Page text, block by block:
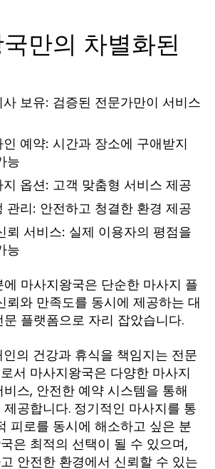
만의 차별화된
사 보유: 검증된 전문가만이 서비스
인 예약: 시간과 장소에 구애받지
능
옵션: 고객 맞춤형 서비스 제공
관리: 안전하고 청결한 환경 제공
뢰 서비스: 실제 이용자의 평점을
능
마사지왕국은 단순한 마사지 플
뢰와 만족도를 동시에 제공하는 대
문 플랫폼으로 자리 잡았습니다.
인의 건강과 휴식을 책임지는 전문
서 마사지왕국은 다양한 마사지
스, 안전한 예약 시스템을 통해
공합니다. 정기적인 마사지를 통
피로를 동시에 해소하고 싶은 분
은 최적의 선택이 될 수 있으며,
안전한 환경에서 신뢰할 수 있는